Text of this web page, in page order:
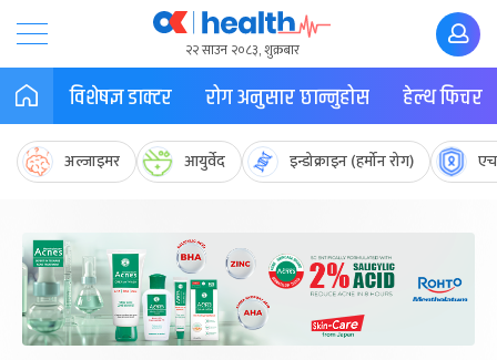
२२ साउन २०८३, शुक्रबार
विशेषज्ञ डाक्टर रोग अनुसार छान्नुहोस हेल्थ फिचर
अल्जाइमर आयुर्वेद इन्डोक्राइन (हर्मोन रोग)